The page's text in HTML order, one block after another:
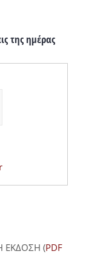
της ημέρας
ΕΚΔΟΣΗ (PDF